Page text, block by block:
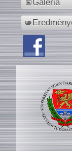
Galéria